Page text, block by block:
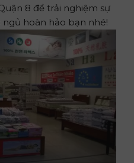
8 để trải nghiệm sự
hoàn hảo bạn nhé!